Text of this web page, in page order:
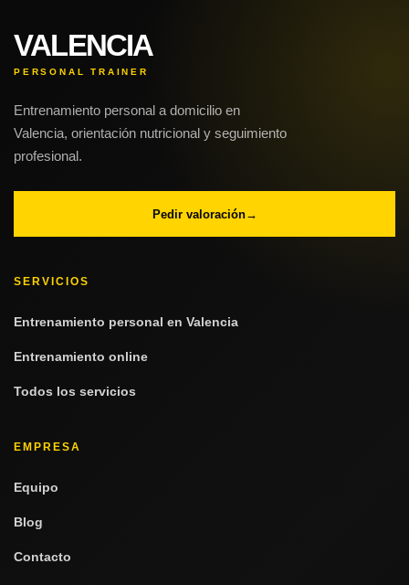
VALENCIA
PERSONAL TRAINER
Entrenamiento personal a domicilio en
Valencia, orientación nutricional y seguimiento
profesional.
Pedir valoración→
SERVICIOS
Entrenamiento personal en Valencia
Entrenamiento online
Todos los servicios
EMPRESA
Equipo
Blog
Contacto